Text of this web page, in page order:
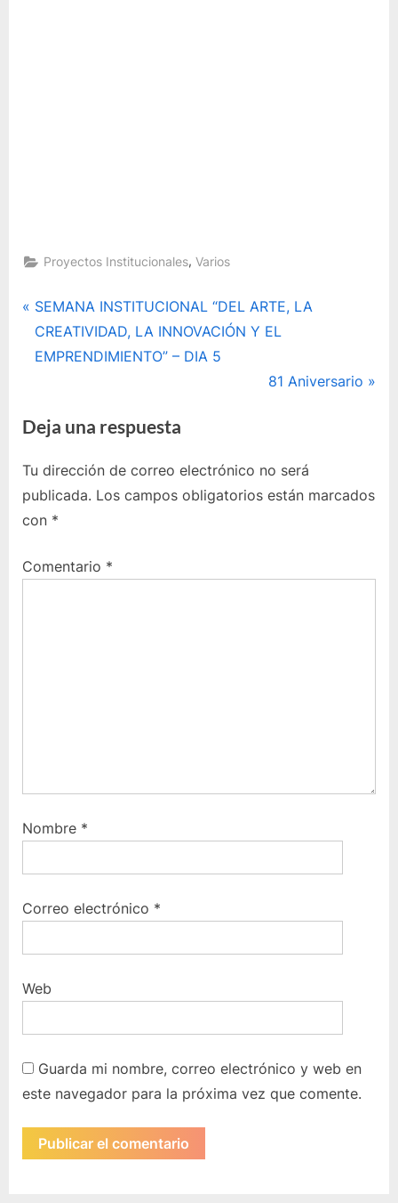
Proyectos Institucionales,Varios
Navegación
de
P
r
e
o
s
P
o
t
SEMANA INSTITUCIONAL “DEL ARTE, LA
CREATIVIDAD, LA INNOVACIÓN Y EL
EMPRENDIMIENTO” – DIA 5
E
a
d
i
81 Aniversario
Deja una respuesta
Tu dirección de correo electrónico no será
publicada. Los campos obligatorios están marcados
con *
Comentario *
Nombre *
Correo electrónico *
Web
Guarda mi nombre, correo electrónico y web en
este navegador para la próxima vez que comente.